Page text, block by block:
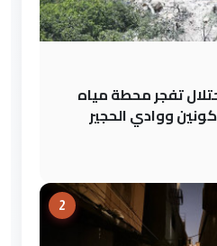
تفجر محطة مياه
ووادي الحجير
2